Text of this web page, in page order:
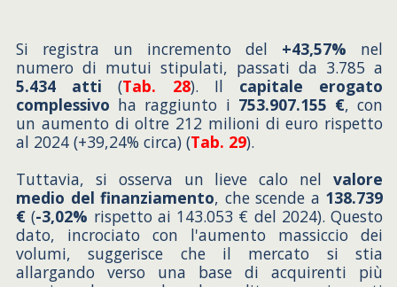
Si registra un incremento del +43,57% nel
numero di mutui stipulati, passati da 3.785 a
5.434 atti (Tab. 28). Il capitale erogato
complessivo ha raggiunto i 753.907.155 €, con
un aumento di oltre 212 milioni di euro rispetto
al 2024 (+39,24% circa) (Tab. 29).
Tuttavia, si osserva un lieve calo nel valore
medio del finanziamento, che scende a 138.739
€ (-3,02% rispetto ai 143.053 € del 2024). Questo
dato, incrociato con l'aumento massiccio dei
volumi, suggerisce che il mercato si stia
allargando verso una base di acquirenti più